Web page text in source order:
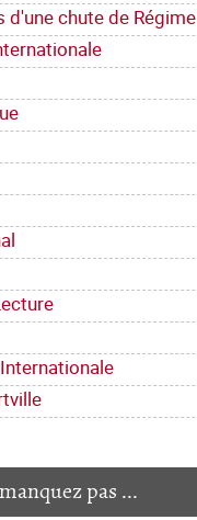
d'une chute de Régime
pas ...